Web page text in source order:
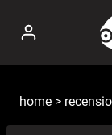
contenuto
home >